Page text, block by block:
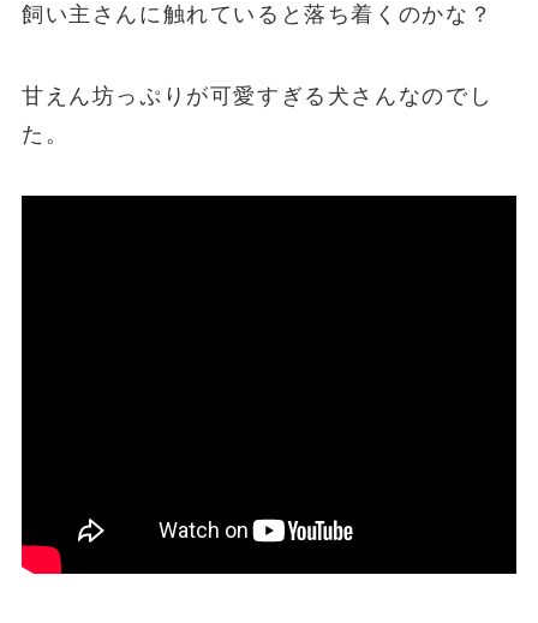
飼い主さんに触れていると落ち着くのかな？
甘えん坊っぷりが可愛すぎる犬さんなのでし
た。